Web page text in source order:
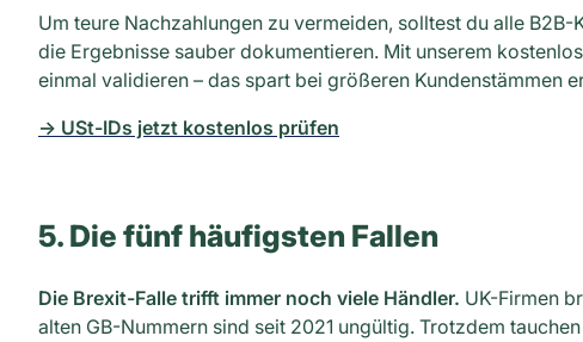
Um teure Nachzahlungen zu vermeiden, solltest du alle
die Ergebnisse sauber dokumentieren. Mit unserem
einmal validieren – das spart bei größeren Kundenstämmen
→ USt-IDs jetzt kostenlos prüfen
5. Die fünf häufigsten Fallen
Die Brexit-Falle trifft immer noch viele Händler. UK-Firmen
alten GB-Nummern sind seit 2021 ungültig. Trotzdem